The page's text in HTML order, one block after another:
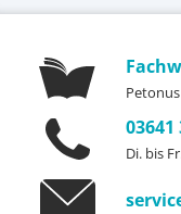
03641
Di. bis